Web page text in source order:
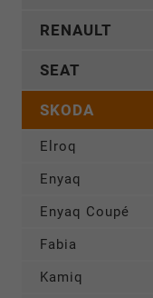
RENAULT
SEAT
SKODA
Elroq
Enyaq
Enyaq Coupé
Fabia
Kamiq